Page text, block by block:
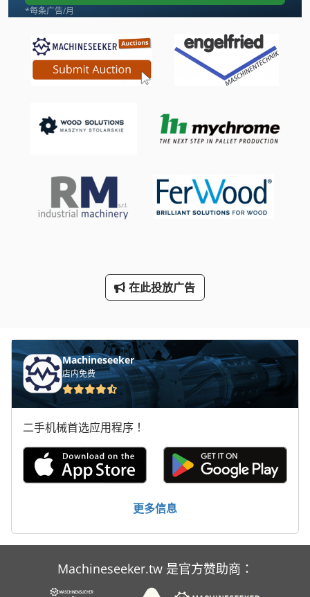
机械 车床
机械车床
模具 车床
立式车床
端面 车床
精密 车床
*每条广告/月
在此投放广告
Machineseeker
店内免费
二手机械首选应用程序！
更多信息
Machineseeker.tw 是官方赞助商：